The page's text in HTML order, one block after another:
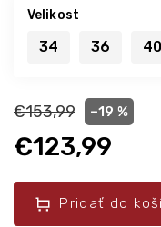
€153,99 –19 %
€123,99
Pridať do
Velikost
34 36 40